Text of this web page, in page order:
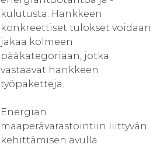
kulutusta. Hankkeen
konkreettiset tulokset voidaan
jakaa kolmeen
pääkategoriaan, jotka
vastaavat hankkeen
työpaketteja.
Energian
maaperävarastointiin liittyvän
kehittämisen avulla